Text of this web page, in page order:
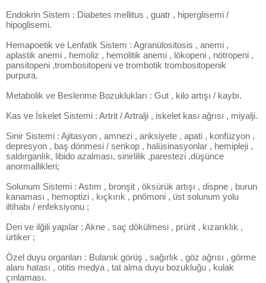
Endokrin Sistem : Diabetes mellitus , guatr , hiperglisemi /
hipoglisemi.
Hemapoetik ve Lenfatik Sistem : Agranülositosis , anemi ,
aplastik anemi , hemoliz , hemolitik anemi , lökopeni , nötropeni ,
pansitopeni ,trombositopeni ve trombotik trombositopenik
purpura.
Metabolik ve Beslenme Bozuklukları : Gut , kilo artışı / kaybı.
Kas ve İskelet Sistemi : Artrit / Artralji , iskelet kası ağrısı , miyalji.
Sinir Sistemi : Ajitasyon , amnezi , anksiyete , apati , konfüzyon ,
depresyon , baş dönmesi / senkop , halüsinasyonlar , hemipleji ,
saldırganlık, libido azalması, sinirlilik ,parestezi ,düşünce
anormallikleri;
Solunum Sistemi : Astım , bronşit , öksürük artışı , dispne , burun
kanaması , hemoptizi , kıçkırık , pnömoni , üst solunum yolu
iltihabı / enfeksiyonu ;
Deri ve ilğili yapılar : Akne , saç dökülmesi , prürit , kızarıklık ,
ürtiker ;
Özel duyu organları : Bulanık görüş , sağırlık , göz ağrısı , görme
alanı hatası , otitis medya , tat alma duyu bozukluğu , kulak
çınlaması.